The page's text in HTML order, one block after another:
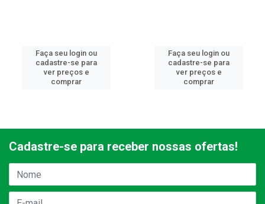
Faça seu login ou
cadastre-se para
ver preços e
comprar
Faça seu login ou
cadastre-se para
ver preços e
comprar
Cadastre-se para receber nossas ofertas!